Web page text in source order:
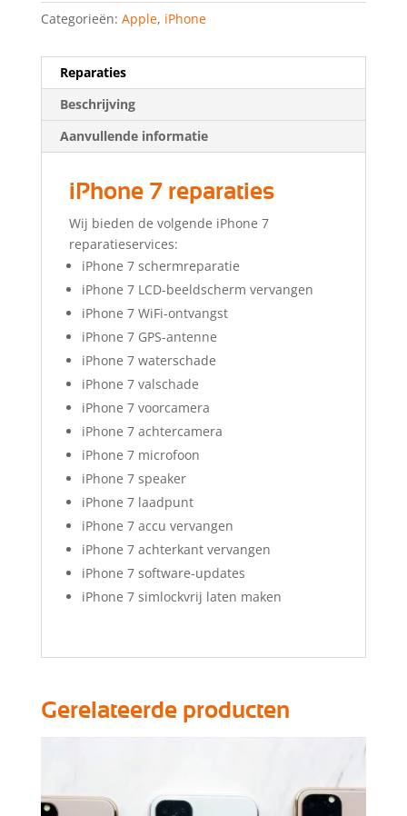
Categorieën: Apple, iPhone
Reparaties
Beschrijving
Aanvullende informatie
iPhone 7 reparaties
Wij bieden de volgende iPhone 7
reparatieservices:
iPhone 7 schermreparatie
iPhone 7 LCD-beeldscherm vervangen
iPhone 7 WiFi-ontvangst
iPhone 7 GPS-antenne
iPhone 7 waterschade
iPhone 7 valschade
iPhone 7 voorcamera
iPhone 7 achtercamera
iPhone 7 microfoon
iPhone 7 speaker
iPhone 7 laadpunt
iPhone 7 accu vervangen
iPhone 7 achterkant vervangen
iPhone 7 software-updates
iPhone 7 simlockvrij laten maken
Gerelateerde producten